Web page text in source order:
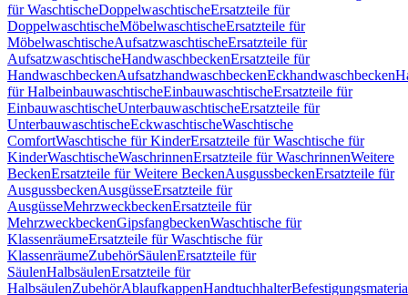
für WaschtischeDoppelwaschtischeErsatzteile für
DoppelwaschtischeMöbelwaschtischeErsatzteile für
MöbelwaschtischeAufsatzwaschtischeErsatzteile für
AufsatzwaschtischeHandwaschbeckenErsatzteile für
HandwaschbeckenAufsatzhandwaschbeckenEckhandwaschbecken
für HalbeinbauwaschtischeEinbauwaschtischeErsatzteile für
EinbauwaschtischeUnterbauwaschtischeErsatzteile für
UnterbauwaschtischeEckwaschtischeWaschtische
ComfortWaschtische für KinderErsatzteile für Waschtische für
KinderWaschtischeWaschrinnenErsatzteile für WaschrinnenWeitere
BeckenErsatzteile für Weitere BeckenAusgussbeckenErsatzteile für
AusgussbeckenAusgüsseErsatzteile für
AusgüsseMehrzweckbeckenErsatzteile für
MehrzweckbeckenGipsfangbeckenWaschtische für
KlassenräumeErsatzteile für Waschtische für
KlassenräumeZubehörSäulenErsatzteile für
SäulenHalbsäulenErsatzteile für
HalbsäulenZubehörAblaufkappenHandtuchhalter